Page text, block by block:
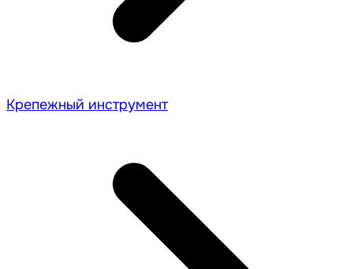
Крепежный инструмент